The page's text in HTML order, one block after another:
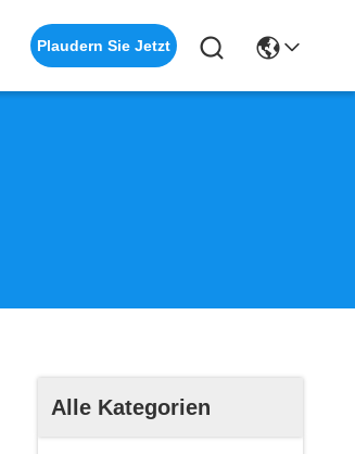
Plaudern Sie Jetzt
Alle Kategorien